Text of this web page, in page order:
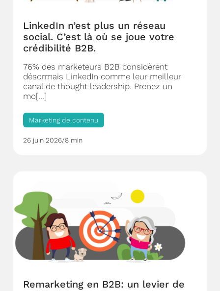
LinkedIn n’est plus un réseau
social. C’est là où se joue votre
crédibilité B2B.
76% des marketeurs B2B considèrent
désormais LinkedIn comme leur meilleur
canal de thought leadership. Prenez un
mo[...]
Marketing de contenu
26 juin 2026/8 min
Remarketing en B2B: un levier de